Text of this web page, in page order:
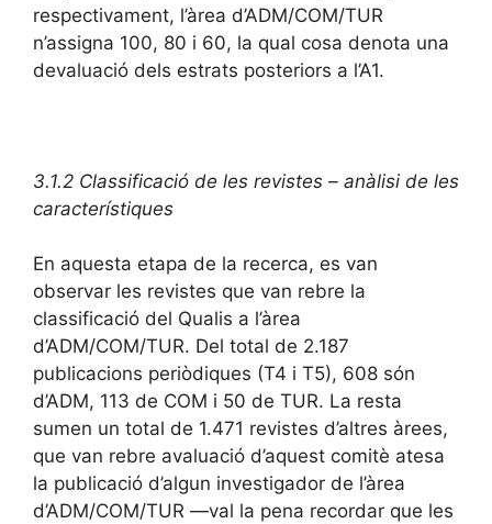
respectivament, l’àrea d’ADM/COM/TUR
n’assigna 100, 80 i 60, la qual cosa denota una
devaluació dels estrats posteriors a l’A1.
3.1.2 Classificació de les revistes – anàlisi de les
característiques
En aquesta etapa de la recerca, es van
observar les revistes que van rebre la
classificació del Qualis a l’àrea
d’ADM/COM/TUR. Del total de 2.187
publicacions periòdiques (T4 i T5), 608 són
d’ADM, 113 de COM i 50 de TUR. La resta
sumen un total de 1.471 revistes d’altres àrees,
que van rebre avaluació d’aquest comitè atesa
la publicació d’algun investigador de l’àrea
d’ADM/COM/TUR —val la pena recordar que les